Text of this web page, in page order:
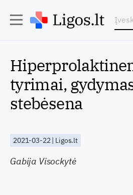
tyrimai,
stebėsena
2021-03-22 | Ligos.lt
Gabija Visockytė